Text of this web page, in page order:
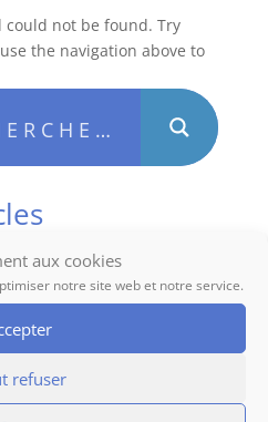
aux cookies
notre site web et notre service.
refuser
could not be found. Try
the navigation above to
RÉGLEMENTATION
N° 23/2026
AUX SERVICES